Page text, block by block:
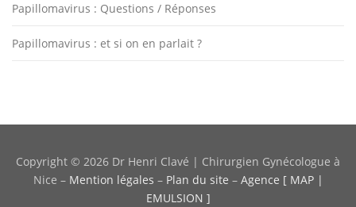
Papillomavirus : Questions / Réponses
Papillomavirus : et si on en parlait ?
Copyright © 2026 Dr Henri Clavé | Chirurgien Gynécologue à
Nice – Mention légales – Plan du site – Agence [ MAP |
EMULSION ]